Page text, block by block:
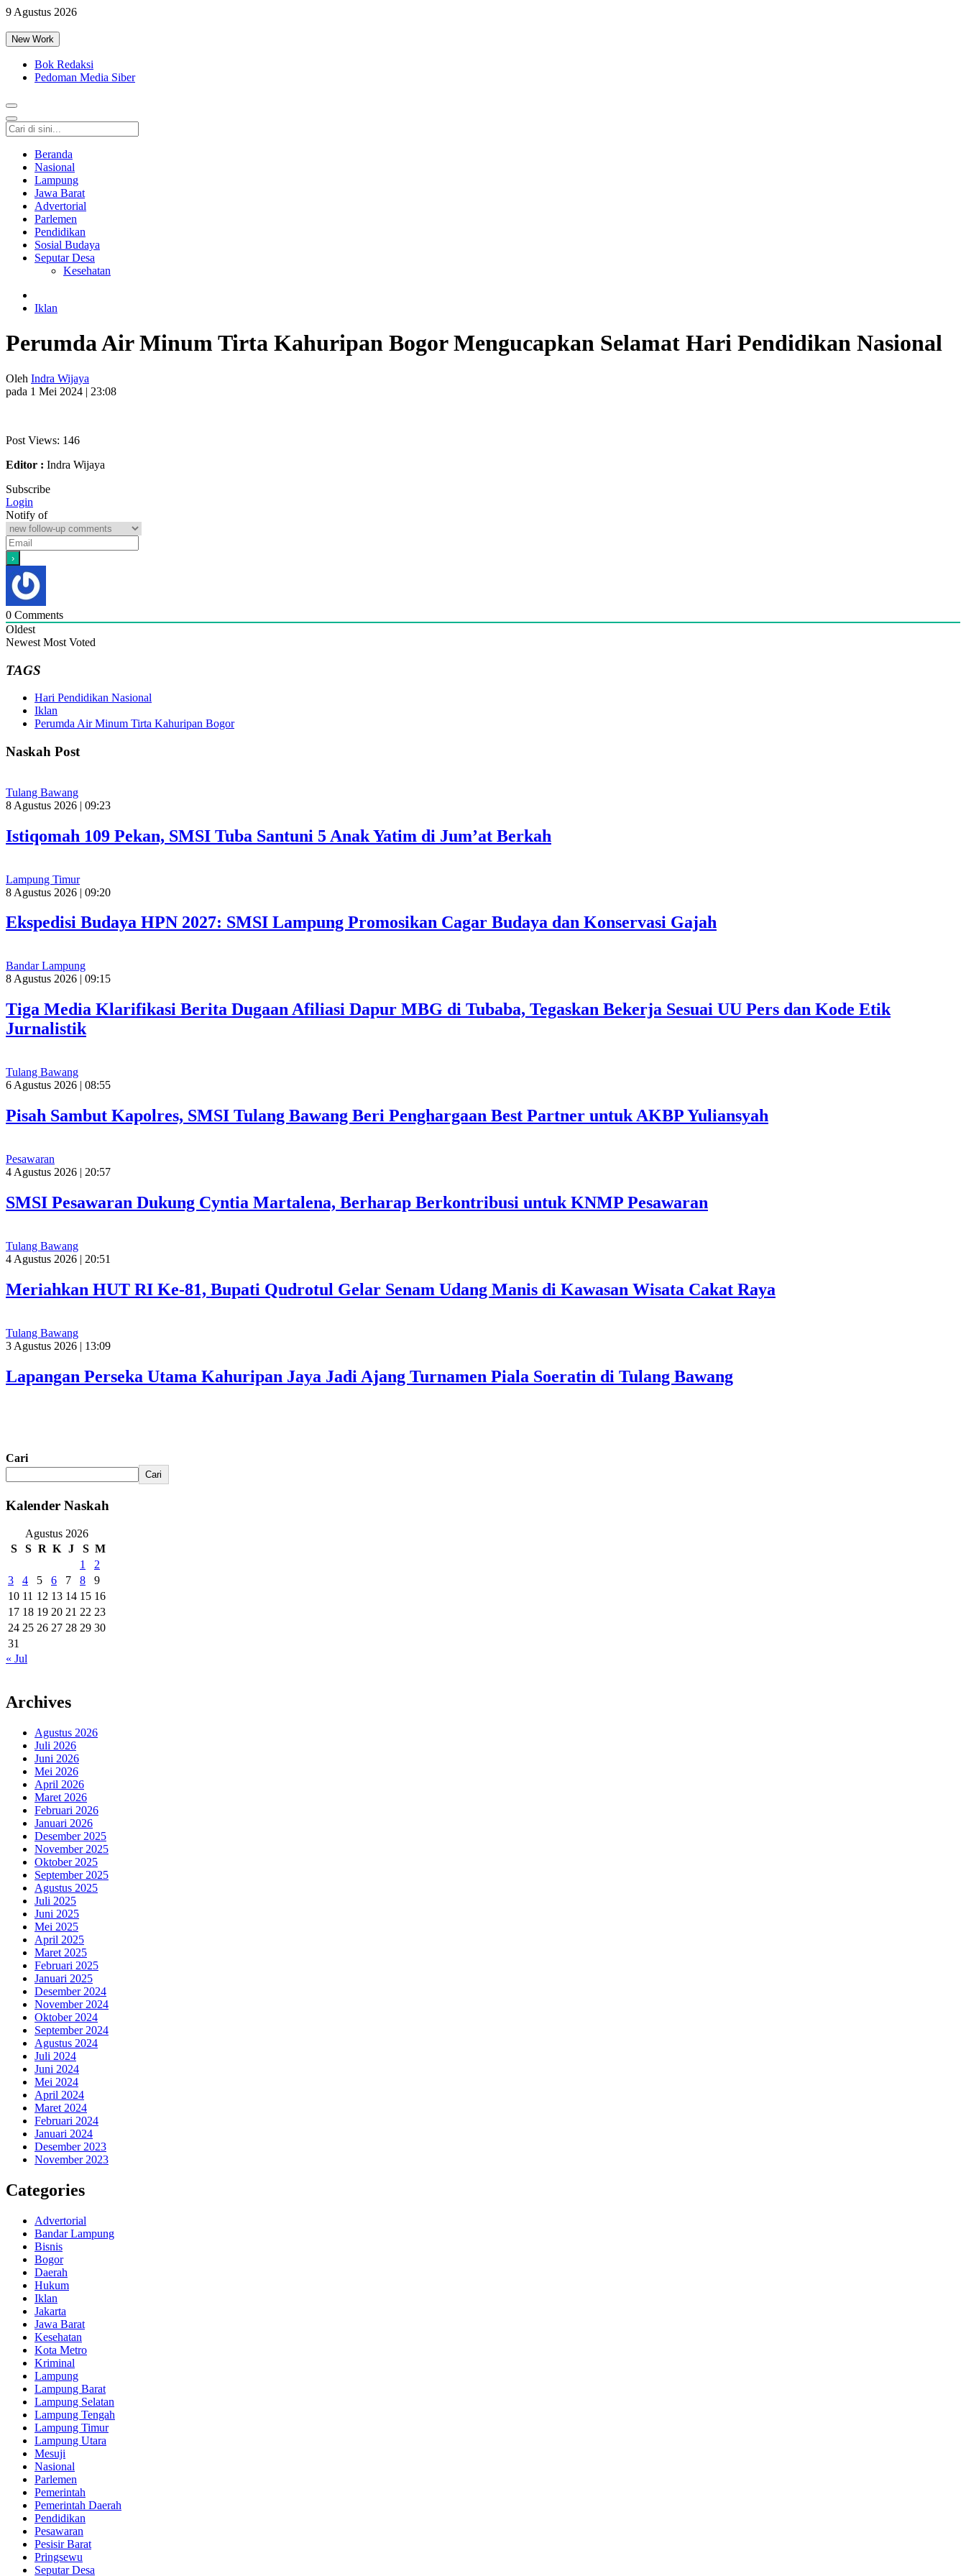
9 Agustus 2026
New Work
Bok Redaksi
Pedoman Media Siber
Beranda
Nasional
Lampung
Jawa Barat
Advertorial
Parlemen
Pendidikan
Sosial Budaya
Seputar Desa
Kesehatan
Iklan
Perumda Air Minum Tirta Kahuripan Bogor Mengucapkan Selamat Hari Pendidikan Nasional
Oleh Indra Wijaya
pada 1 Mei 2024 | 23:08
Post Views: 146
Editor : Indra Wijaya
Subscribe
Login
Notify of
0 Comments
Oldest
Newest Most Voted
TAGS
Hari Pendidikan Nasional
Iklan
Perumda Air Minum Tirta Kahuripan Bogor
Naskah Post
Tulang Bawang
8 Agustus 2026 | 09:23
Istiqomah 109 Pekan, SMSI Tuba Santuni 5 Anak Yatim di Jum’at Berkah
Lampung Timur
8 Agustus 2026 | 09:20
Ekspedisi Budaya HPN 2027: SMSI Lampung Promosikan Cagar Budaya dan Konservasi Gajah
Bandar Lampung
8 Agustus 2026 | 09:15
Tiga Media Klarifikasi Berita Dugaan Afiliasi Dapur MBG di Tubaba, Tegaskan Bekerja Sesuai UU Pers dan Kode Etik
Jurnalistik
Tulang Bawang
6 Agustus 2026 | 08:55
Pisah Sambut Kapolres, SMSI Tulang Bawang Beri Penghargaan Best Partner untuk AKBP Yuliansyah
Pesawaran
4 Agustus 2026 | 20:57
SMSI Pesawaran Dukung Cyntia Martalena, Berharap Berkontribusi untuk KNMP Pesawaran
Tulang Bawang
4 Agustus 2026 | 20:51
Meriahkan HUT RI Ke-81, Bupati Qudrotul Gelar Senam Udang Manis di Kawasan Wisata Cakat Raya
Tulang Bawang
3 Agustus 2026 | 13:09
Lapangan Perseka Utama Kahuripan Jaya Jadi Ajang Turnamen Piala Soeratin di Tulang Bawang
Cari
Cari
Kalender Naskah
Agustus 2026
S
S R K J S M
1
2
3
4 5 6 7 8
9
10 11 12 13 14 15 16
17 18 19 20 21 22 23
24 25 26 27 28 29 30
31
« Jul
Archives
Agustus 2026
Juli 2026
Juni 2026
Mei 2026
April 2026
Maret 2026
Februari 2026
Januari 2026
Desember 2025
November 2025
Oktober 2025
September 2025
Agustus 2025
Juli 2025
Juni 2025
Mei 2025
April 2025
Maret 2025
Februari 2025
Januari 2025
Desember 2024
November 2024
Oktober 2024
September 2024
Agustus 2024
Juli 2024
Juni 2024
Mei 2024
April 2024
Maret 2024
Februari 2024
Januari 2024
Desember 2023
November 2023
Categories
Advertorial
Bandar Lampung
Bisnis
Bogor
Daerah
Hukum
Iklan
Jakarta
Jawa Barat
Kesehatan
Kota Metro
Kriminal
Lampung
Lampung Barat
Lampung Selatan
Lampung Tengah
Lampung Timur
Lampung Utara
Mesuji
Nasional
Parlemen
Pemerintah
Pemerintah Daerah
Pendidikan
Pesawaran
Pesisir Barat
Pringsewu
Seputar Desa